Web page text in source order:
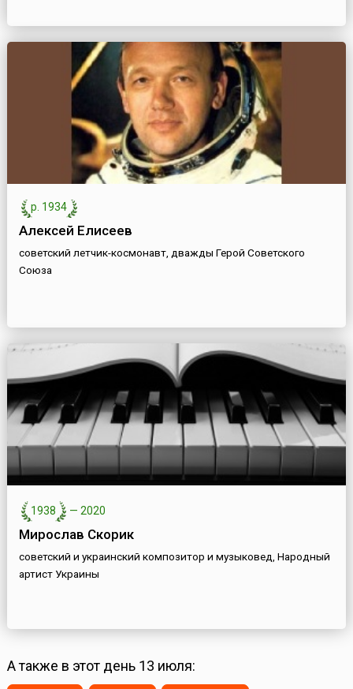
р. 1934
Алексей Елисеев
советский летчик-космонавт, дважды Герой Советского
Союза
1938 — 2020
Мирослав Скорик
советский и украинский композитор и музыковед, Народный
артист Украины
А также в этот день 13 июля: